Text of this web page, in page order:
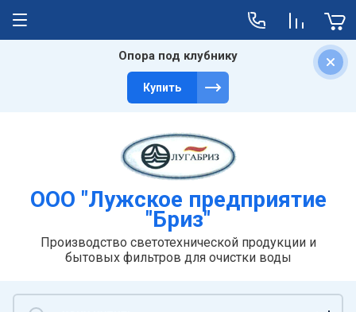
Аренда помещений
Транспортные компании
Опора под клубнику
Купить
ООО "Лужское предприятие
"Бриз"
Производство светотехнической продукции и
бытовых фильтров для очистки воды